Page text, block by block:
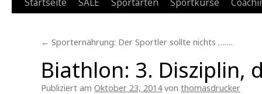
springen
← Sporternährung: Der Sportler sollte nichts …….
Biathlon: 3. Disziplin,
Publiziert am Oktober 23, 2014 von thomasdrucker